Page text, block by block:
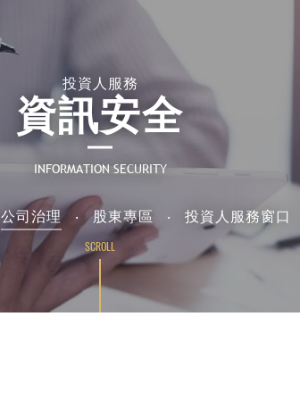
投資人服務
資訊安全
INFORMATION SECURITY
公司治理 股東專區 投資人服務窗口
SCROLL